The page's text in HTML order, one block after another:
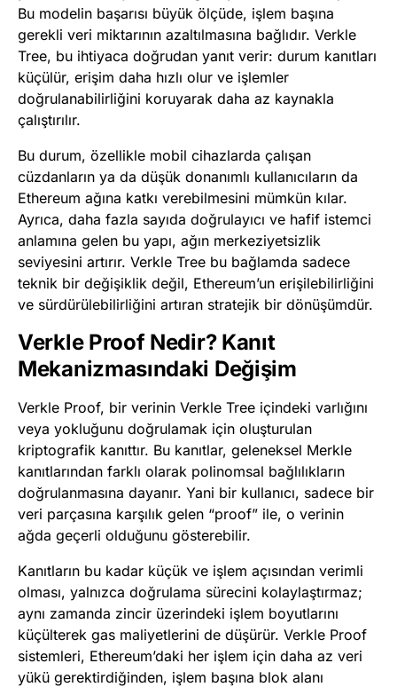
Bu modelin başarısı büyük ölçüde, işlem başına
gerekli veri miktarının azaltılmasına bağlıdır. Verkle
Tree, bu ihtiyaca doğrudan yanıt verir: durum kanıtları
küçülür, erişim daha hızlı olur ve işlemler
doğrulanabilirliğini koruyarak daha az kaynakla
çalıştırılır.
Bu durum, özellikle mobil cihazlarda çalışan
cüzdanların ya da düşük donanımlı kullanıcıların da
Ethereum ağına katkı verebilmesini mümkün kılar.
Ayrıca, daha fazla sayıda doğrulayıcı ve hafif istemci
anlamına gelen bu yapı, ağın merkeziyetsizlik
seviyesini artırır. Verkle Tree bu bağlamda sadece
teknik bir değişiklik değil, Ethereum’un erişilebilirliğini
ve sürdürülebilirliğini artıran stratejik bir dönüşümdür.
Verkle Proof Nedir? Kanıt
Mekanizmasındaki Değişim
Verkle Proof, bir verinin Verkle Tree içindeki varlığını
veya yokluğunu doğrulamak için oluşturulan
kriptografik kanıttır. Bu kanıtlar, geleneksel Merkle
kanıtlarından farklı olarak polinomsal bağlılıkların
doğrulanmasına dayanır. Yani bir kullanıcı, sadece bir
veri parçasına karşılık gelen “proof” ile, o verinin
ağda geçerli olduğunu gösterebilir.
Kanıtların bu kadar küçük ve işlem açısından verimli
olması, yalnızca doğrulama sürecini kolaylaştırmaz;
aynı zamanda zincir üzerindeki işlem boyutlarını
küçülterek gas maliyetlerini de düşürür. Verkle Proof
sistemleri, Ethereum’daki her işlem için daha az veri
yükü gerektirdiğinden, işlem başına blok alanı